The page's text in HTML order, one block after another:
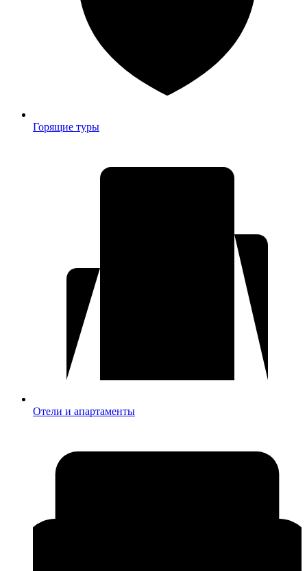
Горящие туры
Отели и апартаменты